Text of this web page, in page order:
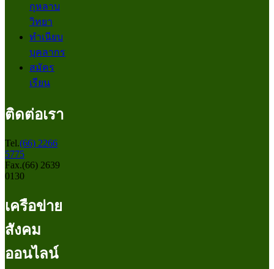
กุหลาบ
วิทยา
ทำเนียบ
บุคลากร
สมัคร
เรียน
ติดต่อเรา
Tel.(66) 2266
5775
Fax.(66) 2639
0130
เครือข่าย
สังคม
ออนไลน์